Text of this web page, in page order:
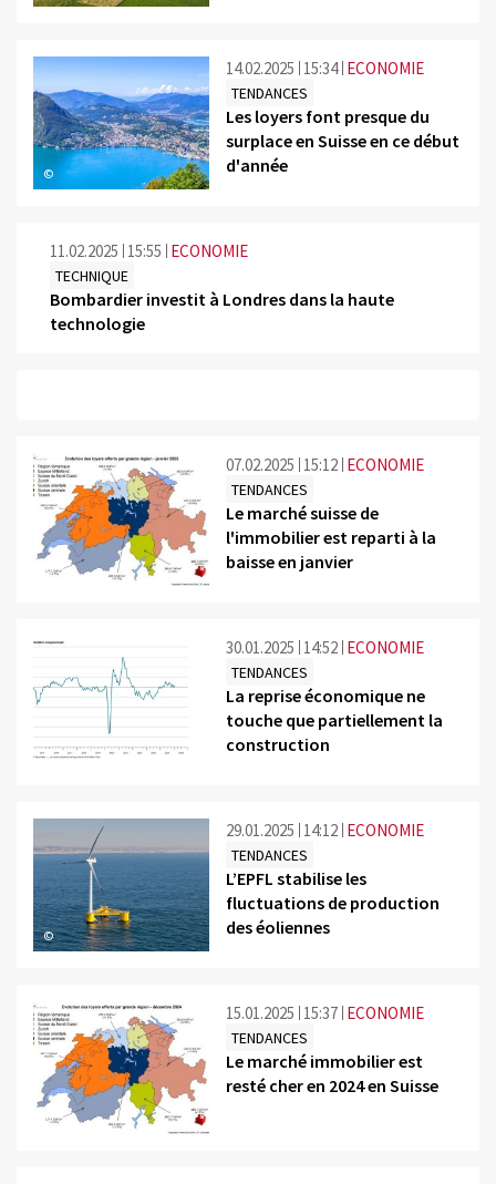
©
14.02.2025 15:34 ECONOMIE
TENDANCES
Les loyers font presque du
surplace en Suisse en ce début
d'année
11.02.2025 15:55 ECONOMIE
TECHNIQUE
Bombardier investit à Londres dans la haute
technologie
©
07.02.2025 15:12 ECONOMIE
TENDANCES
Le marché suisse de
l'immobilier est reparti à la
baisse en janvier
©
30.01.2025 14:52 ECONOMIE
TENDANCES
La reprise économique ne
touche que partiellement la
construction
©
29.01.2025 14:12 ECONOMIE
TENDANCES
L’EPFL stabilise les
fluctuations de production
des éoliennes
©
15.01.2025 15:37 ECONOMIE
TENDANCES
Le marché immobilier est
resté cher en 2024 en Suisse